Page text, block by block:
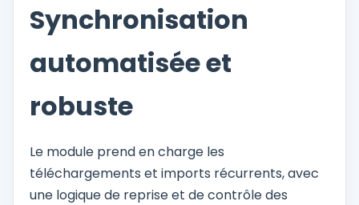
Synchronisation
automatisée et
robuste
Le module prend en charge les
téléchargements et imports récurrents, avec
une logique de reprise et de contrôle des